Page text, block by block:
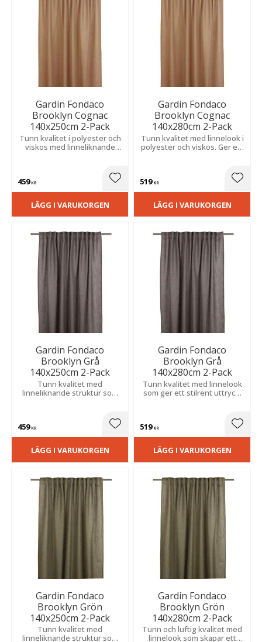
Gardin Fondaco
Brooklyn Cognac
140x250cm 2-Pack
Tunn kvalitet i polyester och
viskos med linneliknande
459KR Lägg till i favoriter
LÄGG I VARUKORGEN
Gardin Fondaco
Brooklyn Cognac
140x280cm 2-Pack
Tunn kvalitet med linnelook i
polyester och viskos. Ger ett
519KR
LÄGG I VARUKORGEN
Gardin Fondaco
Brooklyn Grå
140x250cm 2-Pack
Tunn kvalitet med
linneliknande struktur som
459KR Lägg till i favoriter
LÄGG I VARUKORGEN
Gardin Fondaco
Brooklyn Grå
140x280cm 2-Pack
Tunn kvalitet med linnelook
som ger ett stilrent uttryck.
519KR
LÄGG I VARUKORGEN
Gardin Fondaco
Brooklyn Grön
140x250cm 2-Pack
Tunn kvalitet med
linneliknande struktur som
Gardin Fondaco
Brooklyn Grön
140x280cm 2-Pack
Tunn och luftig kvalitet med
linnelook som skapar ett